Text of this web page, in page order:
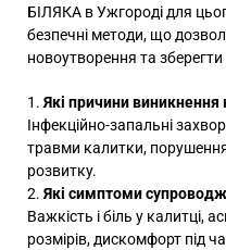
БІЛЯКА в Ужгороді для
безпечні методи, що
новоутворення та зберегти
Які причини виникнення
Інфекційно-запальні
травми калитки,
розвитку.
Які симптоми
Важкість і біль у калитці,
розмірів, дискомфорт під